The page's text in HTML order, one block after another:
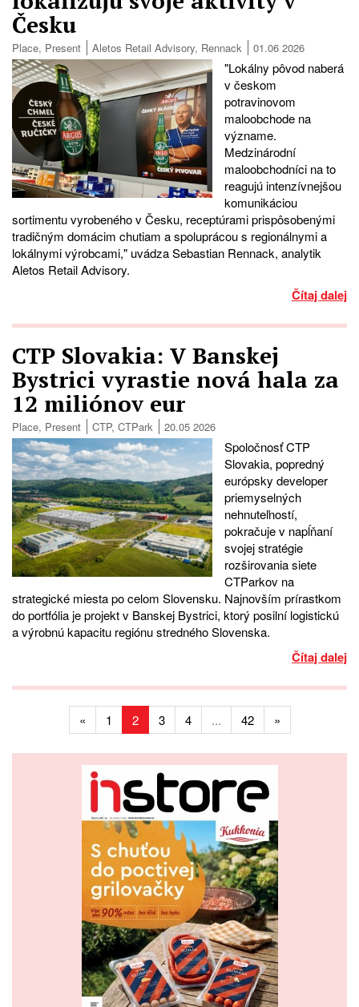
Česku
Place, Present Aletos Retail Advisory, Rennack 01.06 2026
"Lokálny pôvod naberá
v českom
potravinovom
maloobchode na
význame.
Medzinárodní
maloobchodníci na to
reagujú intenzívnejšou
komunikáciou
sortimentu vyrobeného v Česku, receptúrami prispôsobenými
tradičným domácim chutiam a spoluprácou s regionálnymi a
lokálnymi výrobcami," uvádza Sebastian Rennack, analytik
Aletos Retail Advisory.
Čítaj dalej
CTP Slovakia: V Banskej
Bystrici vyrastie nová hala za
12 miliónov eur
Place, Present CTP, CTPark 20.05 2026
Spoločnosť CTP
Slovakia, popredný
európsky developer
priemyselných
nehnuteľností,
pokračuje v napĺňaní
svojej stratégie
rozširovania siete
CTParkov na
strategické miesta po celom Slovensku. Najnovším prírastkom
do portfólia je projekt v Banskej Bystrici, ktorý posilní logistickú
a výrobnú kapacitu regiónu stredného Slovenska.
Čítaj dalej
« 1 2 3 4 ... 42 »